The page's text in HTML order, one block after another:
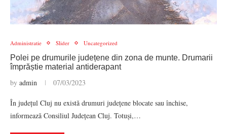
Administratie Slider Uncategorized
Polei pe drumurile județene din zona de munte. Drumarii
împrăștie material antiderapant
by admin 07/03/2023
În județul Cluj nu există drumuri județene blocate sau închise,
informează Consiliul Județean Cluj. Totuși,…